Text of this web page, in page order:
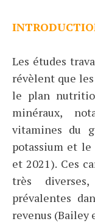
Les études
révèlent que
le plan
minéraux,
vitamines du
potassium et
et 2021). Ces
très
prévalentes
revenus (Bailey